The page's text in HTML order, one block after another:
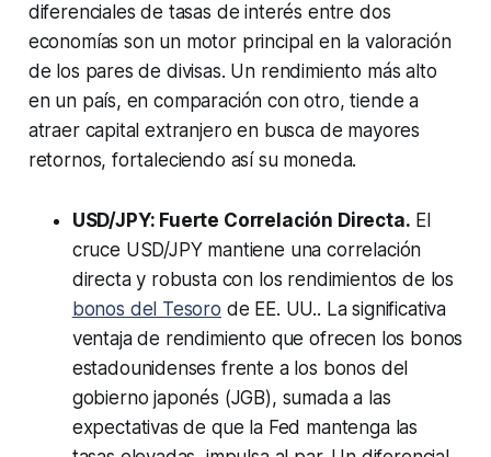
diferenciales de tasas de interés entre dos
economías son un motor principal en la valoración
de los pares de divisas. Un rendimiento más alto
en un país, en comparación con otro, tiende a
atraer capital extranjero en busca de mayores
retornos, fortaleciendo así su moneda.
USD/JPY: Fuerte Correlación Directa. El
cruce USD/JPY mantiene una correlación
directa y robusta con los rendimientos de los
bonos del Tesoro de EE. UU.. La significativa
ventaja de rendimiento que ofrecen los bonos
estadounidenses frente a los bonos del
gobierno japonés (JGB), sumada a las
expectativas de que la Fed mantenga las